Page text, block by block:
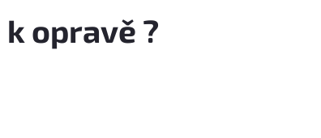
opravě ?